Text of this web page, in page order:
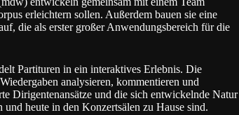
erleichtern sollen. Außerdem bauen sie eine
die als erster großer Anwendungsbereich für die
Partituren in ein interaktives Erlebnis. Die
analysieren, kommentieren und
Dirigentenansätze und die sich entwickelnde Natur
heute in den Konzertsälen zu Hause sind.